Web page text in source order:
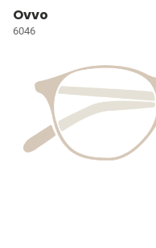
Ovvo
6046